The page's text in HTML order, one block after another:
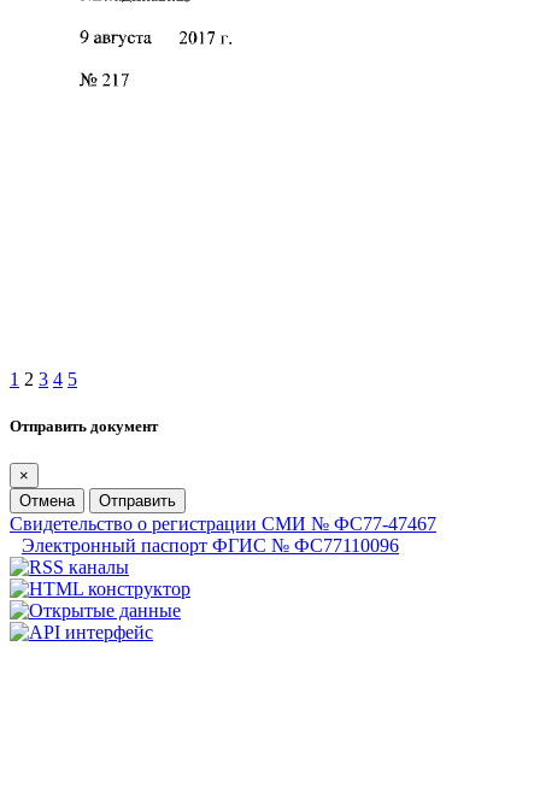
1 2 3 4 5
Отправить документ
×
Отмена
Отправить
Свидетельство о регистрации СМИ № ФС77-47467
Электронный паспорт ФГИС № ФС77110096